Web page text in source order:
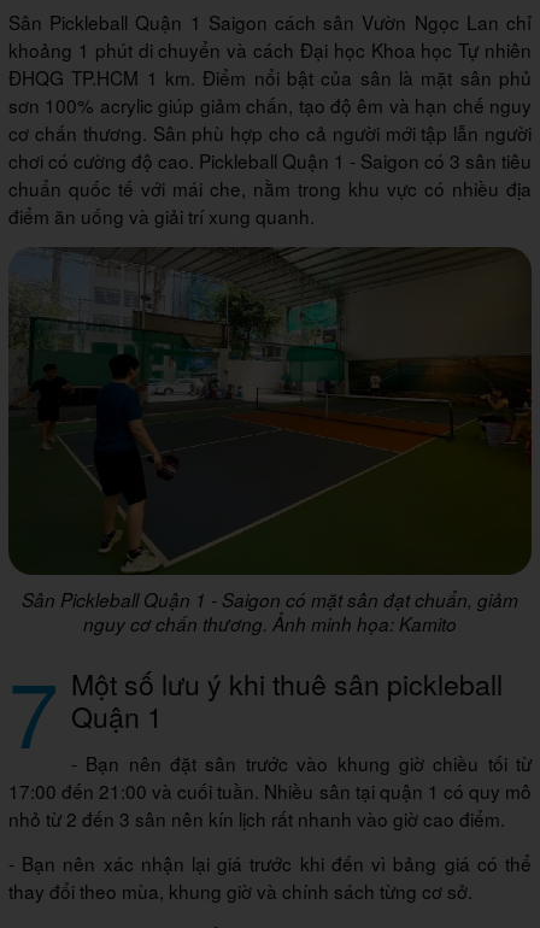
Sân Pickleball Quận 1 Saigon cách sân Vườn Ngọc Lan chỉ
khoảng 1 phút di chuyển và cách Đại học Khoa học Tự nhiên
ĐHQG TP.HCM 1 km. Điểm nổi bật của sân là mặt sân phủ
sơn 100% acrylic giúp giảm chấn, tạo độ êm và hạn chế nguy
cơ chấn thương. Sân phù hợp cho cả người mới tập lẫn người
chơi có cường độ cao. Pickleball Quận 1 - Saigon có 3 sân tiêu
chuẩn quốc tế với mái che, nằm trong khu vực có nhiều địa
điểm ăn uống và giải trí xung quanh.
Sân Pickleball Quận 1 - Saigon có mặt sân đạt chuẩn, giảm
nguy cơ chấn thương. Ảnh minh họa: Kamito
7 Một số lưu ý khi thuê sân pickleball
Quận 1
- Bạn nên đặt sân trước vào khung giờ chiều tối từ
17:00 đến 21:00 và cuối tuần. Nhiều sân tại quận 1 có quy mô
nhỏ từ 2 đến 3 sân nên kín lịch rất nhanh vào giờ cao điểm.
- Bạn nên xác nhận lại giá trước khi đến vì bảng giá có thể
thay đổi theo mùa, khung giờ và chính sách từng cơ sở.